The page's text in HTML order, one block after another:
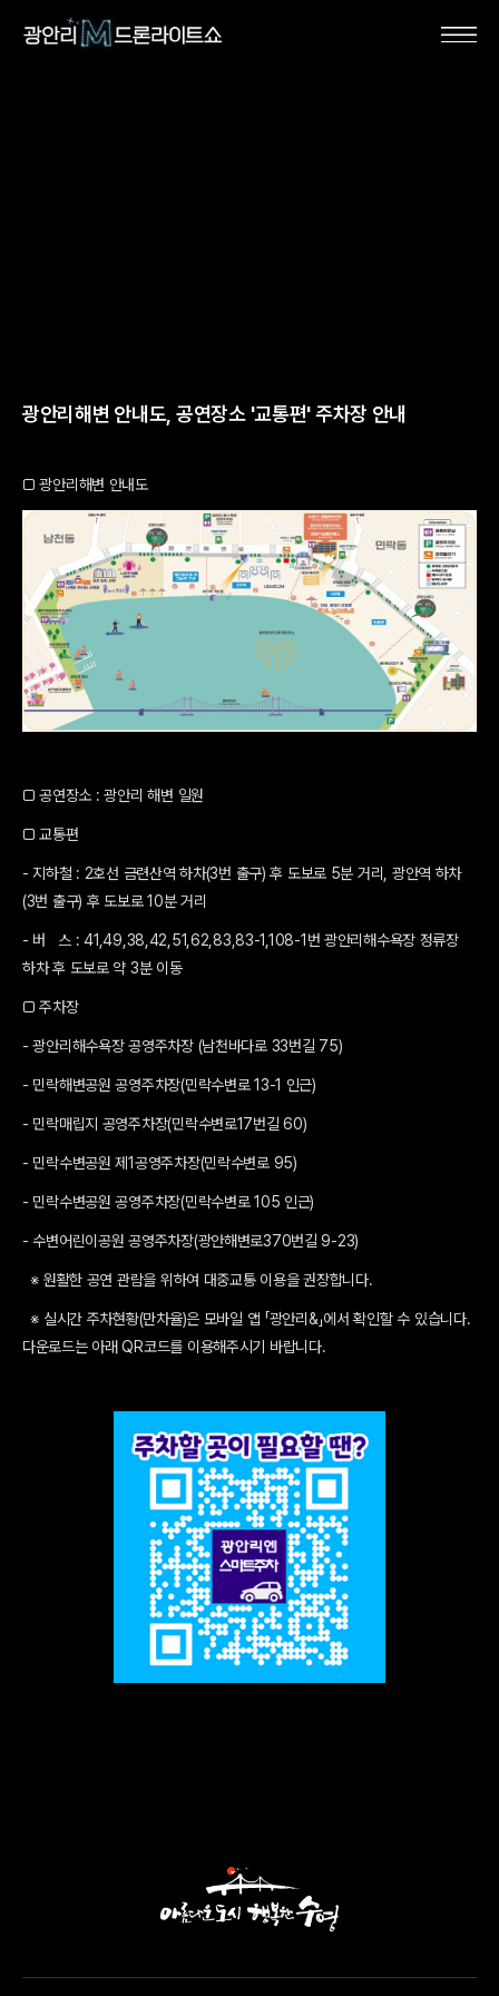
광안리해변 안내도, 공연장소 '교통편' 주차장 안내
□ 광안리해변 안내도
□ 공연장소 : 광안리 해변 일원
□ 교통편
- 지하철 : 2호선 금련산역 하차(3번 출구) 후 도보로 5분 거리, 광안역 하차
(3번 출구) 후 도보로 10분 거리
- 버 스 : 41,49,38,42,51,62,83,83-1,108-1번 광안리해수욕장 정류장
하차 후 도보로 약 3분 이동
□ 주차장
- 광안리해수욕장 공영주차장 (남천바다로 33번길 75)
- 민락해변공원 공영주차장(민락수변로 13-1 인근)
- 민락매립지 공영주차장(민락수변로17번길 60)
- 민락수변공원 제1공영주차장(민락수변로 95)
- 민락수변공원 공영주차장(민락수변로 105 인근)
- 수변어린이공원 공영주차장(광안해변로370번길 9-23)
※ 원활한 공연 관람을 위하여 대중교통 이용을 권장합니다.
※ 실시간 주차현황(만차율)은 모바일 앱 「광안리&」에서 확인할 수 있습니다.
다운로드는 아래 QR코드를 이용해주시기 바랍니다.